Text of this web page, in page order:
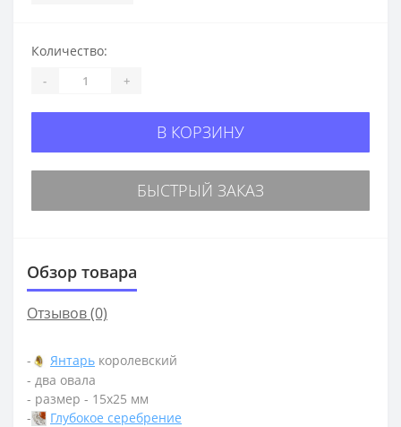
Количество:
- +
В КОРЗИНУ
БЫСТРЫЙ ЗАКАЗ
Обзор товара
Отзывов (0)
- Янтарь королевский
- два овала
- размер - 15х25 мм
-
Глубокое серебрение